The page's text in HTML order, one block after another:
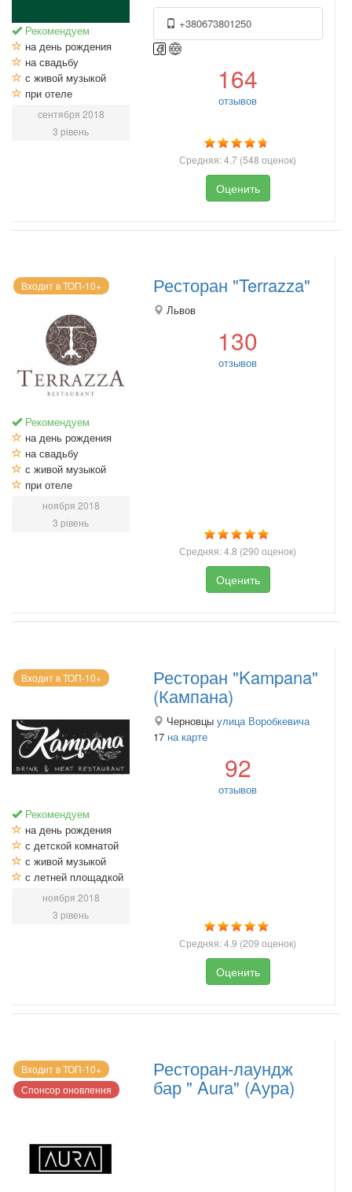
Рекомендуем
на день рождения
на свадьбу
с живой музыкой
при отеле
сентября 2018
3 рівень
+380673801250
164
отзывов
Средняя:4.7 (548 оценок)
Оценить
Входит в ТОП-10+
Рекомендуем
на день рождения
на свадьбу
с живой музыкой
при отеле
ноября 2018
3 рівень
Ресторан "Terrazza"
Львов
130
отзывов
Средняя:4.8 (290 оценок)
Оценить
Входит в ТОП-10+
Рекомендуем
на день рождения
с детской комнатой
с живой музыкой
с летней площадкой
ноября 2018
3 рівень
Ресторан "Kampana"
(Кампана)
Черновцы улица Воробкевича
17 на карте
92
отзывов
Средняя:4.9 (209 оценок)
Оценить
Входит в ТОП-10+
Спонсор оновлення
Ресторан-лаундж
бар " Aura" (Аура)